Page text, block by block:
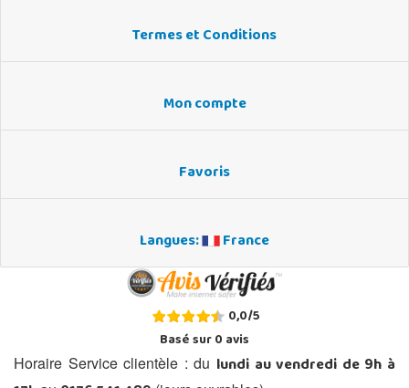
Termes et Conditions
Mon compte
Favoris
Langues: France
0,0/5
Basé sur0avis
Horaire Service clientèle : du lundi au vendredi de 9h à